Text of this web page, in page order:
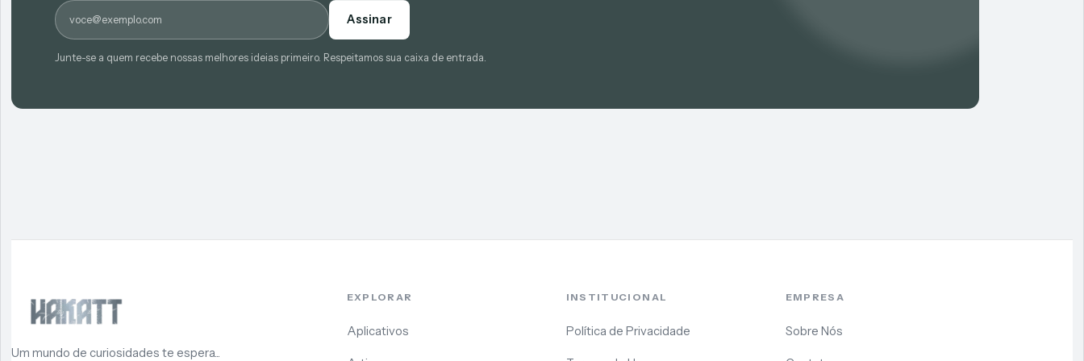
E-mail
Assinar
Junte-se a quem recebe nossas melhores ideias primeiro. Respeitamos sua caixa de entrada.
Um mundo de curiosidades te espera...
EXPLORAR
Aplicativos
INSTITUCIONAL
Política de Privacidade
EMPRESA
Sobre Nós